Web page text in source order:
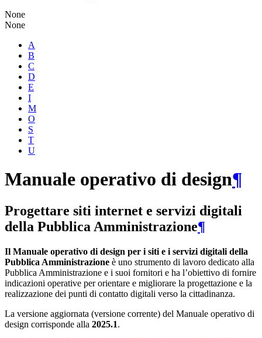
None
None
A
B
C
D
E
I
M
O
S
T
U
Manuale operativo di design¶
Progettare siti internet e servizi digitali
della Pubblica Amministrazione¶
Il Manuale operativo di design per i siti e i servizi digitali della
Pubblica Amministrazione è uno strumento di lavoro dedicato alla
Pubblica Amministrazione e i suoi fornitori e ha l’obiettivo di fornire
indicazioni operative per orientare e migliorare la progettazione e la
realizzazione dei punti di contatto digitali verso la cittadinanza.
La versione aggiornata (versione corrente) del Manuale operativo di
design corrisponde alla 2025.1.